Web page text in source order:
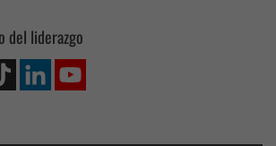
del liderazgo